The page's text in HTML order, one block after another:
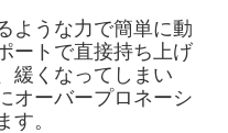
ような力で簡単に動
ートで直接持ち上げ
緩くなってしまい
オーバープロネーシ
す。